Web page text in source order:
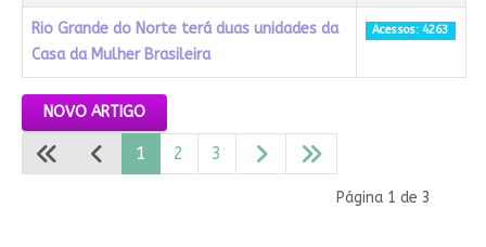
Rio Grande do Norte terá duas unidades da
Casa da Mulher Brasileira
Acessos: 4263
NOVO ARTIGO
Página 1 de 3
1 2 3